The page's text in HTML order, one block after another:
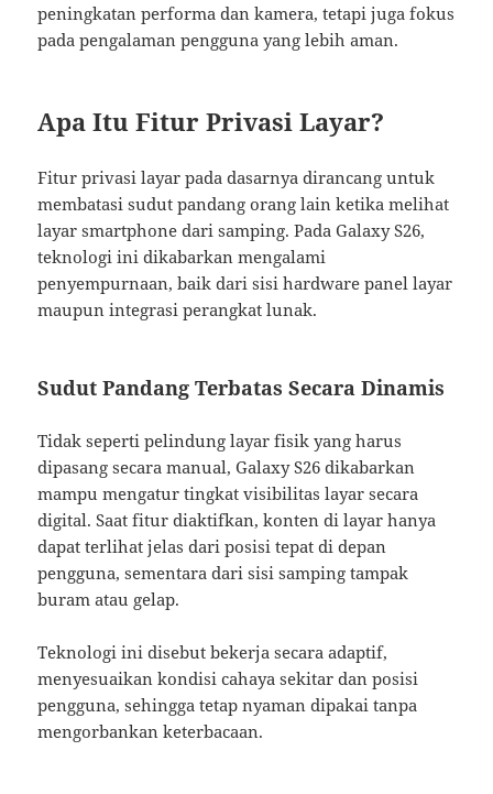
peningkatan performa dan kamera, tetapi juga fokus
pada pengalaman pengguna yang lebih aman.
Apa Itu Fitur Privasi Layar?
Fitur privasi layar pada dasarnya dirancang untuk
membatasi sudut pandang orang lain ketika melihat
layar smartphone dari samping. Pada Galaxy S26,
teknologi ini dikabarkan mengalami
penyempurnaan, baik dari sisi hardware panel layar
maupun integrasi perangkat lunak.
Sudut Pandang Terbatas Secara Dinamis
Tidak seperti pelindung layar fisik yang harus
dipasang secara manual, Galaxy S26 dikabarkan
mampu mengatur tingkat visibilitas layar secara
digital. Saat fitur diaktifkan, konten di layar hanya
dapat terlihat jelas dari posisi tepat di depan
pengguna, sementara dari sisi samping tampak
buram atau gelap.
Teknologi ini disebut bekerja secara adaptif,
menyesuaikan kondisi cahaya sekitar dan posisi
pengguna, sehingga tetap nyaman dipakai tanpa
mengorbankan keterbacaan.